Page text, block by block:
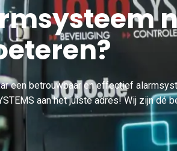
een betrouwbaar en effectief
aan het juiste adres! Wij zijn dé